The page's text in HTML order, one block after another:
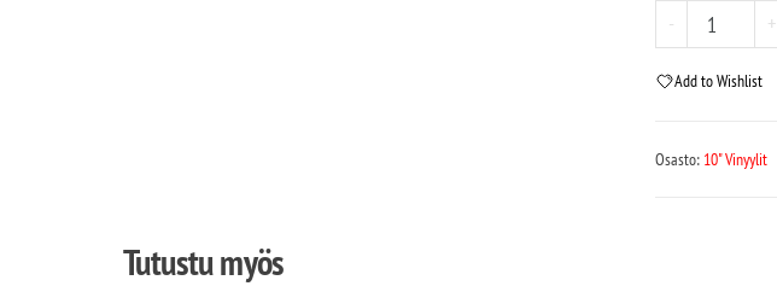
- +
Add to Wishlist
Osasto: 10" Vinyylit
Tutustu myös